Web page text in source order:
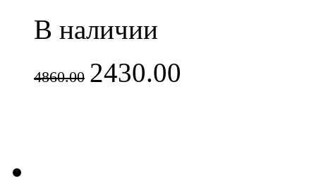
В наличии
4860.00 2430.00